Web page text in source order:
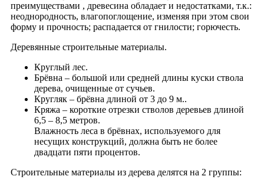
преимуществами , древесина обладает и недостатками, т.к.:
неоднородность, влагопоглощение, изменяя при этом свои
форму и прочность; распадается от гнилости; горючесть.
Деревянные строительные материалы.
Круглый лес.
Брёвна – большой или средней длины куски ствола
дерева, очищенные от сучьев.
Кругляк – брёвна длиной от 3 до 9 м..
Кряжа – короткие отрезки cтволов деревьев длиной
6,5 – 8,5 метров.
Влажность леса в брёвнах, используемого для
несущих конструкций, должна быть не более
двадцати пяти процентов.
Строительные материалы из дерева делятся на 2 группы: